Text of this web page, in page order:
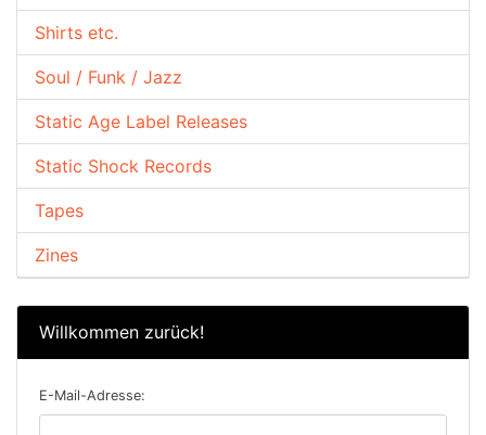
Shirts etc.
Soul / Funk / Jazz
Static Age Label Releases
Static Shock Records
Tapes
Zines
Willkommen zurück!
E-Mail-Adresse: